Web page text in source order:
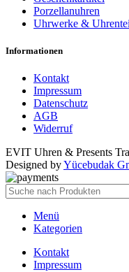
Porzellanuhren
Uhrwerke &
Informationen
Kontakt
Impressum
Datenschutz
AGB
Widerruf
EVIT Uhren & Presents
Designed byYücebudak
Menü
Kategorien
Kontakt
Impressum